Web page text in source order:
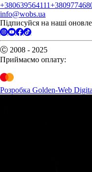
+380639564111
info@wobs.ua
Підписуйся на наші
Ⓒ 2008 - 2025
Приймаємо оплату:
Розробка Golden-Web